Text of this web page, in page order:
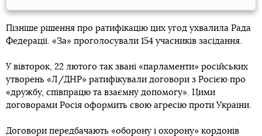
Пізніше рішення про ратифікацію цих угод ухвалила Рада
Федерації. «За» проголосували 154 учасників засідання.
У вівторок, 22 лютого так звані «парламенти» російських
утворень «Л/ДНР» ратифікували договори з Росією про
«дружбу, співпрацю та взаємну допомогу». Цими
договорами Росія оформить свою агресію проти України.
Договори передбачають «оборону і охорону» кордонів